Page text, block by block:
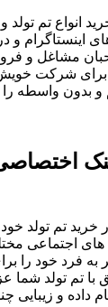
انواع تم تولد و
های اینستاگرام
مشاغل و
شرکت خویش
بدون واسطه را
تم تولد خود
اجتماعی
فرد خود را
با تم تولد
داده و زیبایی